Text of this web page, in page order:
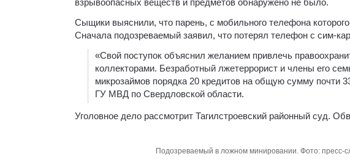
Сыщики выяснили, что парень, с мобильного телефона
Сначала подозреваемый заявил, что потерял телефон с сим-
«Свой поступок объяснил желанием привлечь
коллекторами. Безработный лжетеррорист и члены его
микрозаймов порядка 20 кредитов на общую сумму почти
ГУ МВД по Свердловской области.
Уголовное дело рассмотрит Тагилстроевский районный суд.
Подозреваемый в ложном минировании. Фото: пресс-